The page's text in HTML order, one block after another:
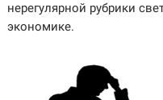
нерегулярной рубрики
экономике.